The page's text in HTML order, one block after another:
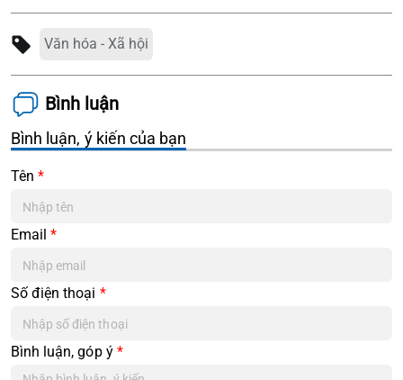
Văn hóa - Xã hội
Bình luận
Bình luận, ý kiến của bạn
Tên*
Email*
Số điện thoại *
Bình luận, góp ý *